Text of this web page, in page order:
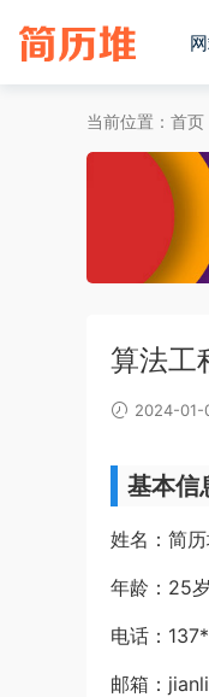
当前位置： 首页
算法工
2024-01-
基本信
姓名：简
年龄：25岁
电话：
邮箱：